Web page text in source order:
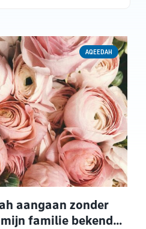
AQEEDAH
aangaan zonder
familie bekend